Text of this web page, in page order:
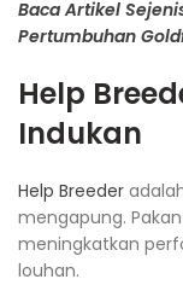
Baca Artikel
Pertumbuhan
Help
Indukan
Help Breeder
mengapung.
meningkatkan
louhan.